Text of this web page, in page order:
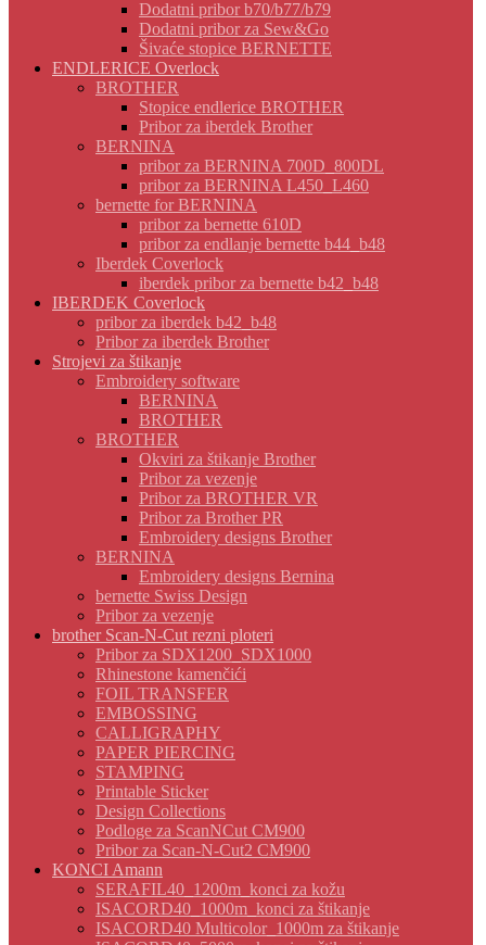
Dodatni pribor b70/b77/b79
Dodatni pribor za Sew&Go
Šivaće stopice BERNETTE
ENDLERICE Overlock
BROTHER
Stopice endlerice BROTHER
Pribor za iberdek Brother
BERNINA
pribor za BERNINA 700D_800DL
pribor za BERNINA L450_L460
bernette for BERNINA
pribor za bernette 610D
pribor za endlanje bernette b44_b48
Iberdek Coverlock
iberdek pribor za bernette b42_b48
IBERDEK Coverlock
pribor za iberdek b42_b48
Pribor za iberdek Brother
Strojevi za štikanje
Embroidery software
BERNINA
BROTHER
BROTHER
Okviri za štikanje Brother
Pribor za vezenje
Pribor za BROTHER VR
Pribor za Brother PR
Embroidery designs Brother
BERNINA
Embroidery designs Bernina
bernette Swiss Design
Pribor za vezenje
brother Scan-N-Cut rezni ploteri
Pribor za SDX1200_SDX1000
Rhinestone kamenčići
FOIL TRANSFER
EMBOSSING
CALLIGRAPHY
PAPER PIERCING
STAMPING
Printable Sticker
Design Collections
Podloge za ScanNCut CM900
Pribor za Scan-N-Cut2 CM900
KONCI Amann
SERAFIL40_1200m_konci za kožu
ISACORD40_1000m_konci za štikanje
ISACORD40 Multicolor_1000m za štikanje